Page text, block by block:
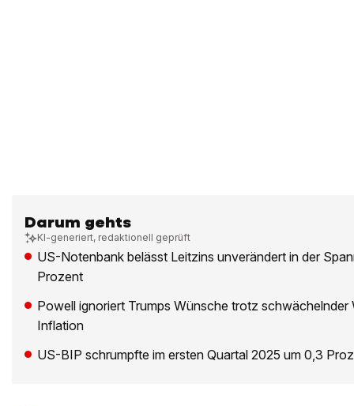
Darum gehts
KI-generiert, redaktionell geprüft
US-Notenbank belässt Leitzins unverändert in der
Prozent
Powell ignoriert Trumps Wünsche trotz schwächelnder
Inflation
US-BIP schrumpfte im ersten Quartal 2025 um 0,3